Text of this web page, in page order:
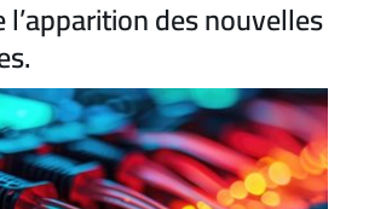
des nouvelles